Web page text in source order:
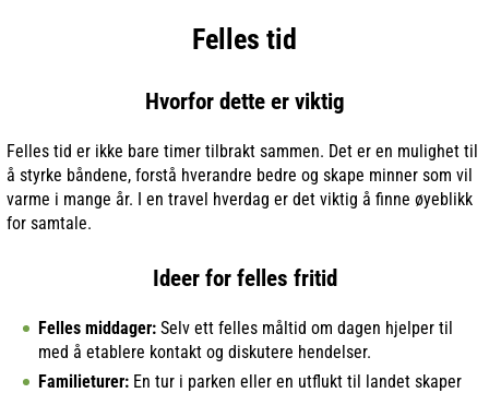
Felles tid
Hvorfor dette er viktig
Felles tid er ikke bare timer tilbrakt sammen. Det er en mulighet til
å styrke båndene, forstå hverandre bedre og skape minner som vil
varme i mange år. I en travel hverdag er det viktig å finne øyeblikk
for samtale.
Ideer for felles fritid
Felles middager: Selv ett felles måltid om dagen hjelper til
med å etablere kontakt og diskutere hendelser.
Familieturer: En tur i parken eller en utflukt til landet skaper